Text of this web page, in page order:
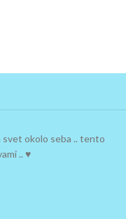
svet okolo seba .. tento
.. ♥